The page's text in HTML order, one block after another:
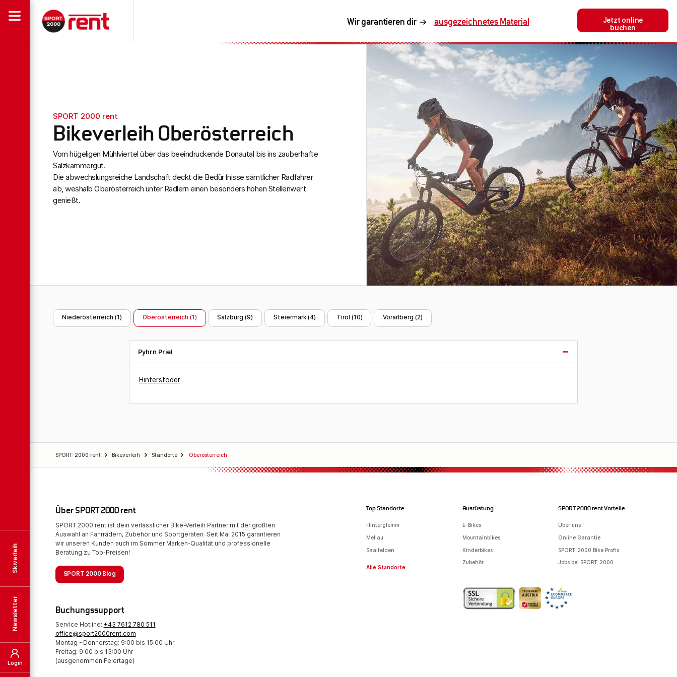
Skiverleih
Newsletter
Login
SPORT 2000 rent
Bikeverleih Oberösterreich
Vom hügeligen Mühlviertel über das beeindruckende Donautal bis ins zauberhafte
Salzkammergut.
Die abwechslungsreiche Landschaft deckt die Bedürfnisse sämtlicher Radfahrer
ab, weshalb Oberösterreich unter Radlern einen besonders hohen Stellenwert
genießt.
Niederösterreich (1) Oberösterreich (1 ) Salzburg (9) Steiermark (4) Tirol (10) Vorarlberg (2)
Pyhrn Priel
Hinterstoder
Jetzt online
buchen
Wir garantieren dir ausgezeichnetes Material
professionelle Beratung
SPORT 2000 rent Bikeverleih Standorte Oberösterreich
Über SPORT 2000 rent
SPORT 2000 rent ist dein verlässlicher Bike-Verleih Partner mit der größten
Auswahl an Fahrrädern, Zubehör und Sportgeräten. Seit Mai 2015 garantieren
wir unseren Kunden auch im Sommer Marken-Qualität und professionelle
Beratung zu Top-Preisen!
SPORT 2000 Blog
Buchungssupport
Service Hotline: +43 7612 780 511
office@sport2000rent.com
Montag - Donnerstag: 9:00 bis 15:00 Uhr
Freitag: 9:00 bis 13:00 Uhr
(ausgenommen Feiertage)
Top Standorte
Hinterglemm
Mellau
Saalfelden
Alle Standorte
Ausrüstung
E-Bikes
Mountainbikes
Kinderbikes
Zubehör
SPORT 2000 rent Vorteile
Über uns
Online Garantie
SPORT 2000 Bike Profis
Jobs bei SPORT 2000